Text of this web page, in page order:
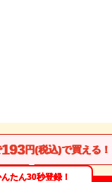
193円(税込)で買える！
たん30秒登録！